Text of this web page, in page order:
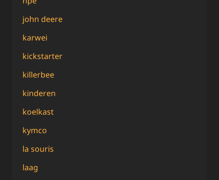
john deere
karwei
kickstarter
killerbee
kinderen
koelkast
kymco
la souris
laag